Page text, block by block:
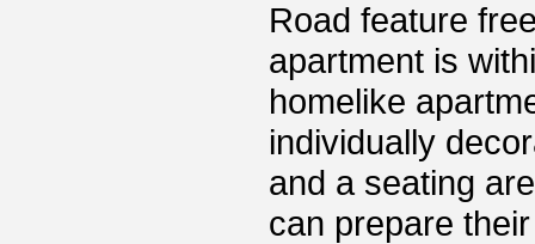
Road feature
apartment is
homelike
individually
and a seating
can prepare